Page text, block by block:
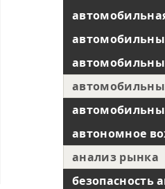
автономное
анализ рынка
безопасность